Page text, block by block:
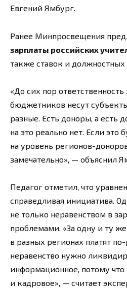
Евгений Ямбург.
Ранее Минпросвещения
зарплаты российских
также ставок и должностных
«До сих пор ответственность
бюджетников несут
разные. Есть доноры, а есть
на это реально нет. Если это
на уровень регионов-
замечательно», — объяснил
Педагог отметил, что
справедливая инициатива.
не только неравенством в
проблемами. «За одну и ту
в разных регионах платят
неравенство нужно
информационное, потому что
и кадровое», — считает